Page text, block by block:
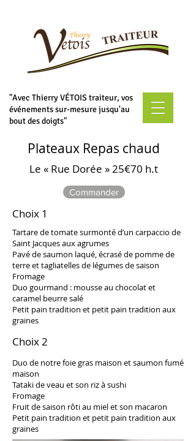
"Avec Thierry VÉTOIS traiteur, vos
événements sur-mesure jusqu'au
bout des doigts"
Plateaux Repas chaud
Le « Rue Dorée » 25€70 h.t
Commander
Choix 1
Tartare de tomate surmonté d’un carpaccio de
Saint Jacques aux agrumes
Pavé de saumon laqué, écrasé de pomme de
terre et tagliatelles de légumes de saison
Fromage
Duo gourmand : mousse au chocolat et
caramel beurre salé
Petit pain tradition et petit pain tradition aux
graines
Choix 2
Duo de notre foie gras maison et saumon fumé
maison
Tataki de veau et son riz à sushi
Fromage
Fruit de saison rôti au miel et son macaron
Petit pain tradition et petit pain tradition aux
graines